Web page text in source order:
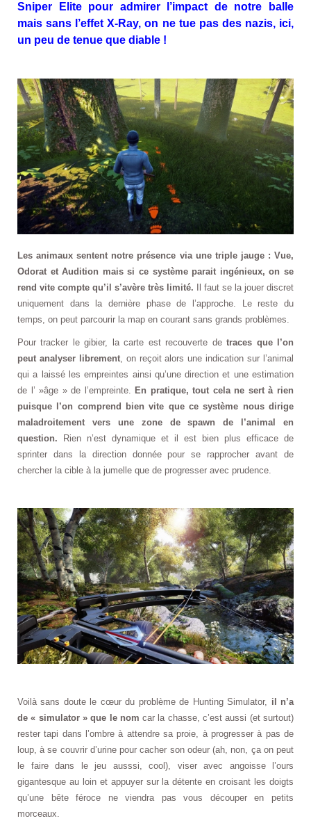
Sniper Elite pour admirer l’impact de notre balle
mais sans l’effet X-Ray, on ne tue pas des nazis, ici,
un peu de tenue que diable !
Les animaux sentent notre présence via une triple jauge : Vue,
Odorat et Audition mais si ce système parait ingénieux, on se
rend vite compte qu’il s’avère très limité. Il faut se la jouer discret
uniquement dans la dernière phase de l’approche. Le reste du
temps, on peut parcourir la map en courant sans grands problèmes.
Pour tracker le gibier, la carte est recouverte detraces que l’on
peut analyser librement, on reçoit alors une indication sur l’animal
qui a laissé les empreintes ainsi qu’une direction et une estimation
de l’ »âge » de l’empreinte. En pratique, tout cela ne sert à rien
puisque l’on comprend bien vite que ce système nous dirige
maladroitement vers une zone de spawn de l’animal en
question. Rien n’est dynamique et il est bien plus efficace de
sprinter dans la direction donnée pour se rapprocher avant de
chercher la cible à la jumelle que de progresser avec prudence.
Voilà sans doute le cœur du problème de Hunting Simulator, il n’a
de « simulator » que le nom car la chasse, c’est aussi (et surtout)
rester tapi dans l’ombre à attendre sa proie, à progresser à pas de
loup, à se couvrir d’urine pour cacher son odeur (ah, non, ça on peut
le faire dans le jeu ausssi, cool), viser avec angoisse l’ours
gigantesque au loin et appuyer sur la détente en croisant les doigts
qu’une bête féroce ne viendra pas vous découper en petits
morceaux.